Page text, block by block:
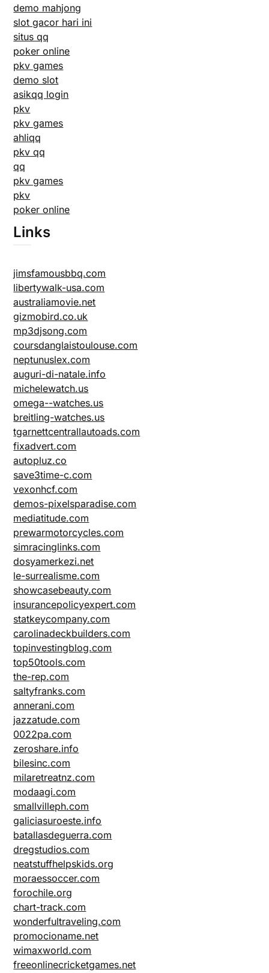
demo mahjong
slot gacor hari ini
situs qq
poker online
pkv games
demo slot
asikqq login
pkv
pkv games
ahliqq
pkv qq
qq
pkv games
pkv
poker online
Links
jimsfamousbbq.com
libertywalk-usa.com
australiamovie.net
gizmobird.co.uk
mp3djsong.com
coursdanglaistoulouse.com
neptunuslex.com
auguri-di-natale.info
michelewatch.us
omega--watches.us
breitling-watches.us
tgarnettcentrallautoads.com
fixadvert.com
autopluz.co
save3time-c.com
vexonhcf.com
demos-pixelsparadise.com
mediatitude.com
prewarmotorcycles.com
simracinglinks.com
dosyamerkezi.net
le-surrealisme.com
showcasebeauty.com
insurancepolicyexpert.com
statkeycompany.com
carolinadeckbuilders.com
topinvestingblog.com
top50tools.com
the-rep.com
saltyfranks.com
annerani.com
jazzatude.com
0022pa.com
zeroshare.info
bilesinc.com
milaretreatnz.com
modaagi.com
smallvilleph.com
galiciasuroeste.info
batallasdeguerra.com
dregstudios.com
neatstuffhelpskids.org
moraessoccer.com
forochile.org
chart-track.com
wonderfultraveling.com
promocioname.net
wimaxworld.com
freeonlinecricketgames.net